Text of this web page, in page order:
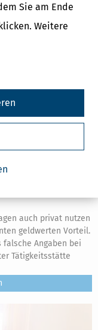
Sie am Ende
Weitere
auch privat nutzen
geldwerten Vorteil.
falsche Angaben bei
Tätigkeitsstätte